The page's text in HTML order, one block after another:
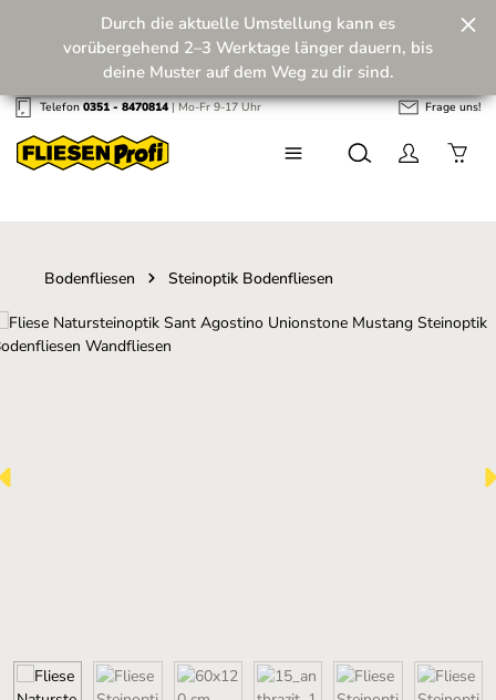
Zum Hauptinhalt springen
Zukunft! 💪
Durch die aktuelle Umstellung kann es
vorübergehend 2–3 Werktage länger dauern, bis
deine Muster auf dem Weg zu dir sind.
Telefon0351 - 8470814| Mo-Fr 9-17 Uhr Frage uns!
Bodenfliesen Steinoptik Bodenfliesen
Bildergalerie überspringen